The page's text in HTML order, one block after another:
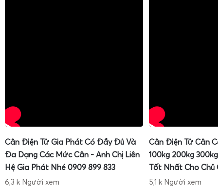
chống lạnh là bắt buộc. Gia Phát cung cấp đầy đủ các
100kg
cân sọt sầu riêng
xuất khẩu 100kg vàcân điện tử chống nước IP68 cân
đáp ứng toàn bộ chuỗi cung ứng.
Cân điện tử cân sọt sầu riêng 100kg, 200kg, 300kg
Cân Điện Tử Gia Phát Có Đầy Đủ Và
Đa Dạng Các Mức Cân - Anh Chị Liên
Hệ Gia Phát Nhé 0909 899 833
6,3 k Người xem
Cân Điện Tử Cân
100kg 200kg
Tốt Nhất Cho Chủ
5,1 k Người xem